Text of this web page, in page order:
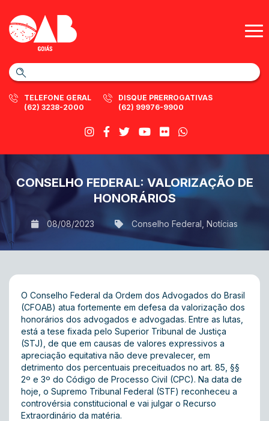
TELEFONE GERAL
(62) 3238-2000
DISQUE PRERROGATIVAS
(62) 99976-9900
CONSELHO FEDERAL: VALORIZAÇÃO DE
HONORÁRIOS
08/08/2023 Conselho Federal Notícias
O Conselho Federal da Ordem dos Advogados do Brasil
(CFOAB) atua fortemente em defesa da valorização dos
honorários dos advogados e advogadas. Entre as lutas,
está a tese fixada pelo Superior Tribunal de Justiça
(STJ), de que em causas de valores expressivos a
apreciação equitativa não deve prevalecer, em
detrimento dos percentuais preceituados no art. 85, §§
2º e 3º do Código de Processo Civil (CPC). Na data de
hoje, o Supremo Tribunal Federal (STF) reconheceu a
controvérsia constitucional e vai julgar o Recurso
Extraordinário da matéria.